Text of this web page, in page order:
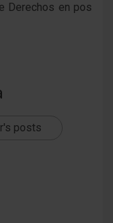
Derechos en pos
posts